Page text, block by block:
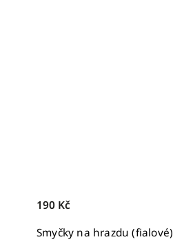
Smyčky na hrazdu (fialové)
190 Kč